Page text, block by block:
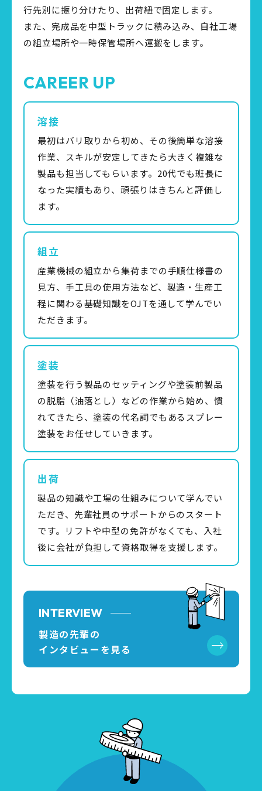
行先別に振り分けたり、出荷紐で固定します。
また、完成品を中型トラックに積み込み、自社工場
の組立場所や一時保管場所へ運搬をします。
CAREER UP
溶接
最初はバリ取りから初め、その後簡単な溶接
作業、スキルが安定してきたら大きく複雑な
製品も担当してもらいます。20代でも班長に
なった実績もあり、頑張りはきちんと評価し
ます。
組立
産業機械の組立から集荷までの手順仕様書の
見方、手工具の使用方法など、製造・生産工
程に関わる基礎知識をOJTを通して学んでい
ただきます。
塗装
塗装を行う製品のセッティングや塗装前製品
の脱脂（油落とし）などの作業から始め、慣
れてきたら、塗装の代名詞でもあるスプレー
塗装をお任せしていきます。
出荷
製品の知識や工場の仕組みについて学んでい
ただき、先輩社員のサポートからのスタート
です。リフトや中型の免許がなくても、入社
後に会社が負担して資格取得を支援します。
INTERVIEW
製造の先輩の
インタビューを見る